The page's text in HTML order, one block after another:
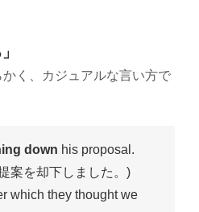
かく、カジュアルな言い方で
down his proposal.
案を却下しました。)
which they thought we